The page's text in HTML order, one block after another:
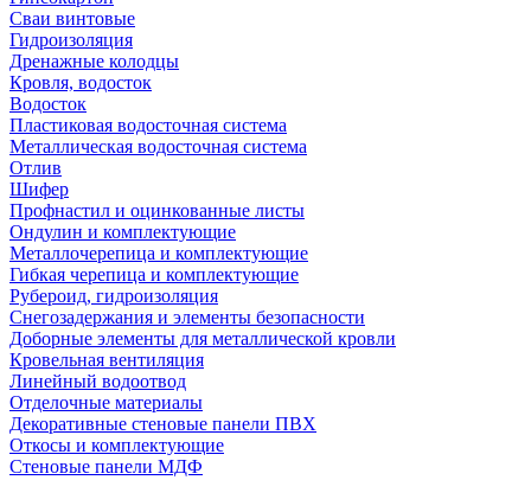
Сваи винтовые
Гидроизоляция
Дренажные колодцы
Кровля, водосток
Водосток
Пластиковая водосточная система
Металлическая водосточная система
Отлив
Шифер
Профнастил и оцинкованные листы
Ондулин и комплектующие
Металлочерепица и комплектующие
Гибкая черепица и комплектующие
Рубероид, гидроизоляция
Снегозадержания и элементы безопасности
Доборные элементы для металлической кровли
Кровельная вентиляция
Линейный водоотвод
Отделочные материалы
Декоративные стеновые панели ПВХ
Откосы и комплектующие
Стеновые панели МДФ